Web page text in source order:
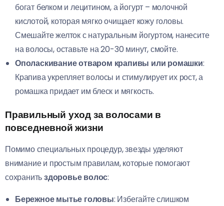
богат белком и лецитином, а йогурт – молочной
кислотой, которая мягко очищает кожу головы.
Смешайте желток с натуральным йогуртом, нанесите
на волосы, оставьте на 20-30 минут, смойте.
Ополаскивание отваром крапивы или ромашки:
Крапива укрепляет волосы и стимулирует их рост, а
ромашка придает им блеск и мягкость.
Правильный уход за волосами в
повседневной жизни
Помимо специальных процедур, звезды уделяют
внимание и простым правилам, которые помогают
сохранитьздоровье волос:
Бережное мытье головы: Избегайте слишком